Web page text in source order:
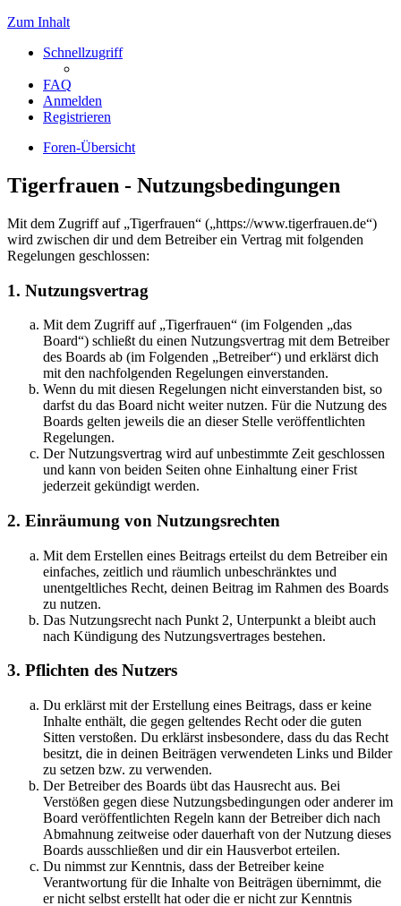
Zum Inhalt
Schnellzugriff
FAQ
Anmelden
Registrieren
Foren-Übersicht
Tigerfrauen - Nutzungsbedingungen
Mit dem Zugriff auf „Tigerfrauen“ („https://www.tigerfrauen.de“)
wird zwischen dir und dem Betreiber ein Vertrag mit folgenden
Regelungen geschlossen:
1. Nutzungsvertrag
Mit dem Zugriff auf „Tigerfrauen“ (im Folgenden „das
Board“) schließt du einen Nutzungsvertrag mit dem Betreiber
des Boards ab (im Folgenden „Betreiber“) und erklärst dich
mit den nachfolgenden Regelungen einverstanden.
Wenn du mit diesen Regelungen nicht einverstanden bist, so
darfst du das Board nicht weiter nutzen. Für die Nutzung des
Boards gelten jeweils die an dieser Stelle veröffentlichten
Regelungen.
Der Nutzungsvertrag wird auf unbestimmte Zeit geschlossen
und kann von beiden Seiten ohne Einhaltung einer Frist
jederzeit gekündigt werden.
2. Einräumung von Nutzungsrechten
Mit dem Erstellen eines Beitrags erteilst du dem Betreiber ein
einfaches, zeitlich und räumlich unbeschränktes und
unentgeltliches Recht, deinen Beitrag im Rahmen des Boards
zu nutzen.
Das Nutzungsrecht nach Punkt 2, Unterpunkt a bleibt auch
nach Kündigung des Nutzungsvertrages bestehen.
3. Pflichten des Nutzers
Du erklärst mit der Erstellung eines Beitrags, dass er keine
Inhalte enthält, die gegen geltendes Recht oder die guten
Sitten verstoßen. Du erklärst insbesondere, dass du das Recht
besitzt, die in deinen Beiträgen verwendeten Links und Bilder
zu setzen bzw. zu verwenden.
Der Betreiber des Boards übt das Hausrecht aus. Bei
Verstößen gegen diese Nutzungsbedingungen oder anderer im
Board veröffentlichten Regeln kann der Betreiber dich nach
Abmahnung zeitweise oder dauerhaft von der Nutzung dieses
Boards ausschließen und dir ein Hausverbot erteilen.
Du nimmst zur Kenntnis, dass der Betreiber keine
Verantwortung für die Inhalte von Beiträgen übernimmt, die
er nicht selbst erstellt hat oder die er nicht zur Kenntnis